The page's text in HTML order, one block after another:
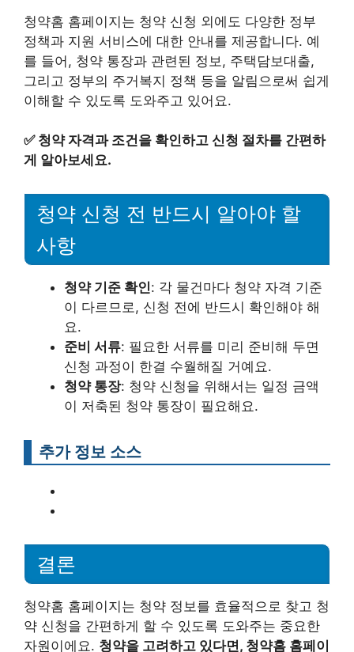
청약홈 홈페이지는 청약 신청 외에도 다양한 정부
정책과 지원 서비스에 대한 안내를 제공합니다. 예
를 들어, 청약 통장과 관련된 정보, 주택담보대출,
그리고 정부의 주거복지 정책 등을 알림으로써 쉽게
이해할 수 있도록 도와주고 있어요.
✅ 청약 자격과 조건을 확인하고 신청 절차를 간편하
게 알아보세요.
청약 신청 전 반드시 알아야 할
사항
청약 기준 확인: 각 물건마다 청약 자격 기준
이 다르므로, 신청 전에 반드시 확인해야 해
요.
준비 서류: 필요한 서류를 미리 준비해 두면
신청 과정이 한결 수월해질 거예요.
청약 통장: 청약 신청을 위해서는 일정 금액
이 저축된 청약 통장이 필요해요.
추가 정보 소스
결론
청약홈 홈페이지는 청약 정보를 효율적으로 찾고 청
약 신청을 간편하게 할 수 있도록 도와주는 중요한
자원이에요. 청약을 고려하고 있다면, 청약홈 홈페이